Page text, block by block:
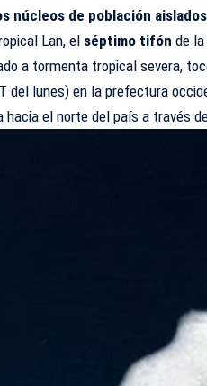
núcleos de población aislados
Lan, el séptimo tifónde
a tormenta tropical severa,
del lunes) en la prefectura
hacia el norte del país a través